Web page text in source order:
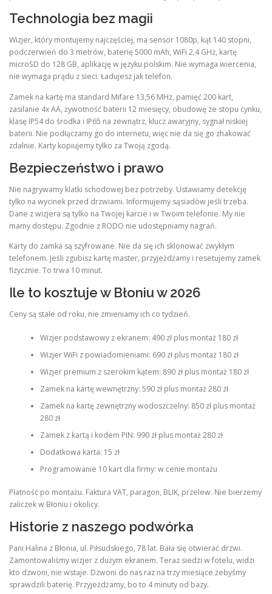
Technologia bez magii
Wizjer, który montujemy najczęściej, ma sensor 1080p, kąt 140 stopni,
podczerwień do 3 metrów, baterię 5000 mAh, WiFi 2,4 GHz, kartę
microSD do 128 GB, aplikację w języku polskim. Nie wymaga wiercenia,
nie wymaga prądu z sieci. Ładujesz jak telefon.
Zamek na kartę ma standard Mifare 13,56 MHz, pamięć 200 kart,
zasilanie 4x AA, żywotność baterii 12 miesięcy, obudowę ze stopu cynku,
klasę IP54 do środka i IP65 na zewnątrz, klucz awaryjny, sygnał niskiej
baterii. Nie podłączamy go do internetu, więc nie da się go zhakować
zdalnie. Karty kopiujemy tylko za Twoją zgodą.
Bezpieczeństwo i prawo
Nie nagrywamy klatki schodowej bez potrzeby. Ustawiamy detekcję
tylko na wycinek przed drzwiami. Informujemy sąsiadów jeśli trzeba.
Dane z wizjera są tylko na Twojej karcie i w Twoim telefonie. My nie
mamy dostępu. Zgodnie z RODO nie udostępniamy nagrań.
Karty do zamka są szyfrowane. Nie da się ich sklonować zwykłym
telefonem. Jeśli zgubisz kartę master, przyjeżdżamy i resetujemy zamek
fizycznie. To trwa 10 minut.
Ile to kosztuje w Błoniu w 2026
Ceny są stałe od roku, nie zmieniamy ich co tydzień.
Wizjer podstawowy z ekranem: 490 zł plus montaż 180 zł
Wizjer WiFi z powiadomieniami: 690 zł plus montaż 180 zł
Wizjer premium z szerokim kątem: 890 zł plus montaż 180 zł
Zamek na kartę wewnętrzny: 590 zł plus montaż 280 zł
Zamek na kartę zewnętrzny wodoszczelny: 850 zł plus montaż
280 zł
Zamek z kartą i kodem PIN: 990 zł plus montaż 280 zł
Dodatkowa karta: 15 zł
Programowanie 10 kart dla firmy: w cenie montażu
Płatność po montażu. Faktura VAT, paragon, BLIK, przelew. Nie bierzemy
zaliczek w Błoniu i okolicy.
Historie z naszego podwórka
Pani Halina z Błonia, ul. Piłsudskiego, 78 lat. Bała się otwierać drzwi.
Zamontowaliśmy wizjer z dużym ekranem. Teraz siedzi w fotelu, widzi
kto dzwoni, nie wstaje. Dzwoni do nas raz na trzy miesiące żebyśmy
sprawdzili baterię. Przyjeżdżamy, bo to 4 minuty od bazy.